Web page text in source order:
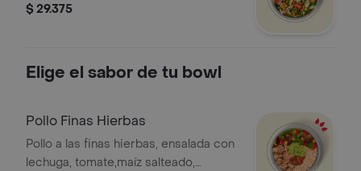
$ 29.375
Elige el sabor de tu bowl
Pollo Finas Hierbas
Pollo a las finas hierbas, ensalada con
lechuga, tomate,maíz salteado,